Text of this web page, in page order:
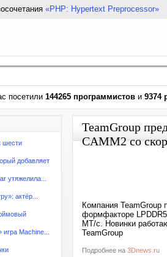
«PHP: Hypertext Preprocessor»
посетили 144265 программистов и 9374
шести
добавляет
утяжелила...
актёр...
Machine...
TeamGroup
CAMM2 со
Компания TeamGroup
формфакторе
МТ/с. Новинки
TeamGroup
Подробнее на 3Dnews.ru